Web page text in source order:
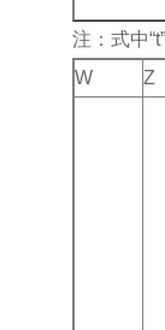
注：式中
W
Z